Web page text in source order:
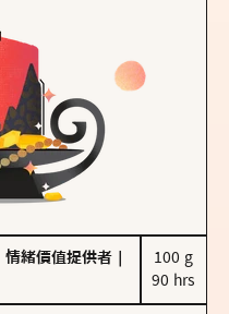
情緒價值提供者
100 g
90 hrs